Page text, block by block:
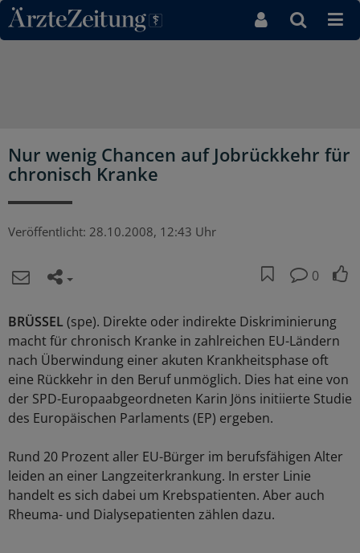
Direkt zum Inhaltsbereich
Nur wenig Chancen auf Jobrückkehr für
chronisch Kranke
Veröffentlicht: 28.10.2008, 12:43 Uhr
0
BRÜSSEL(spe). Direkte oder indirekte Diskriminierung
macht für chronisch Kranke in zahlreichen EU-Ländern
nach Überwindung einer akuten Krankheitsphase oft
eine Rückkehr in den Beruf unmöglich. Dies hat eine von
der SPD-Europaabgeordneten Karin Jöns initiierte Studie
des Europäischen Parlaments (EP) ergeben.
Rund 20 Prozent aller EU-Bürger im berufsfähigen Alter
leiden an einer Langzeiterkrankung. In erster Linie
handelt es sich dabei um Krebspatienten. Aber auch
Rheuma- und Dialysepatienten zählen dazu.